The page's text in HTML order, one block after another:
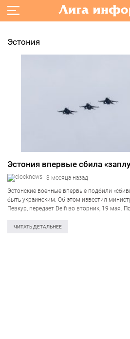
Эстония
Эстония впервые сбила
3 месяца назад
Эстонские военные впервые подбили
быть украинским. Об этом известил
Певкур, передает Delfi во вторник, 19 мая.
над озером Выртсъярв, в…
ЧИТАТЬ ДЕТАЛЬНЕЕ